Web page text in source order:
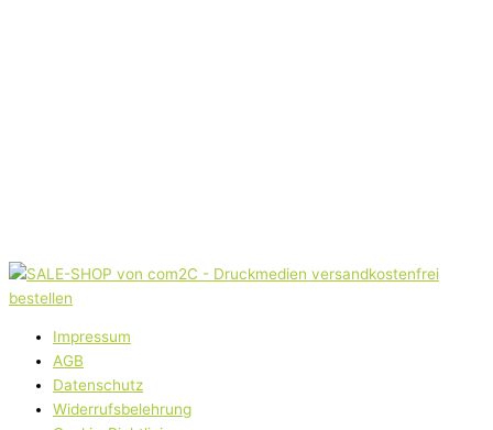
Impressum
AGB
Datenschutz
Widerrufsbelehrung